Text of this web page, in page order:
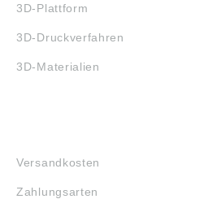
3D-Plattform
3D-Druckverfahren
3D-Materialien
Versandkosten
Zahlungsarten